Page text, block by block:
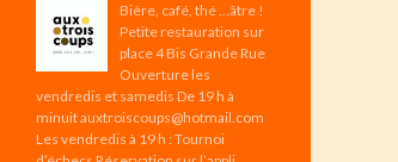
Bière, café, thé …âtre !
Petite restauration sur
place 4 Bis Grande Rue
Ouverture les
vendredis et samedis De 19 h à
minuit auxtroiscoups@hotmail.com
Les vendredis à 19 h : Tournoi